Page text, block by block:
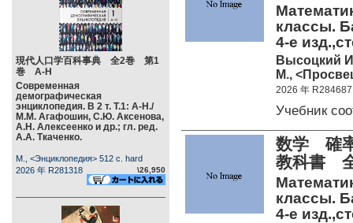
現代人口学百科事典 全2巻 第1
巻 А-Н
Современная
демографическая
энциклопедия. В 2 т. Т.1: А-Н./
М.М. Агафошин, С.Ю. Аксенова,
А.Н. Алексеенко и др.; гл. ред.
А.А. Ткаченко.
М., <Энциклопедия> 512 c. hard
2026 年 R281318
\26,950
классы.
4-е
Высоцкий
М.,
2026 年 R284687
Учебник
数学 確
教科書
классы.
4-е